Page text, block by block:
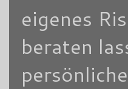
eigenes
beraten